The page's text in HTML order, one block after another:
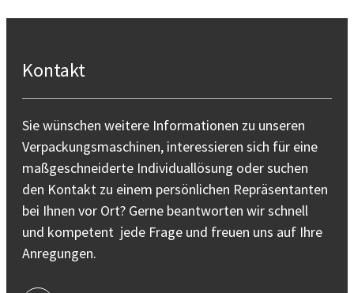
Kontakt
Sie wünschen weitere Informationen zu unseren
Verpackungsmaschinen, interessieren sich für eine
maßgeschneiderte Individuallösung oder suchen
den Kontakt zu einem persönlichen Repräsentanten
bei Ihnen vor Ort? Gerne beantworten wir schnell
und kompetent jede Frage und freuen uns auf Ihre
Anregungen.